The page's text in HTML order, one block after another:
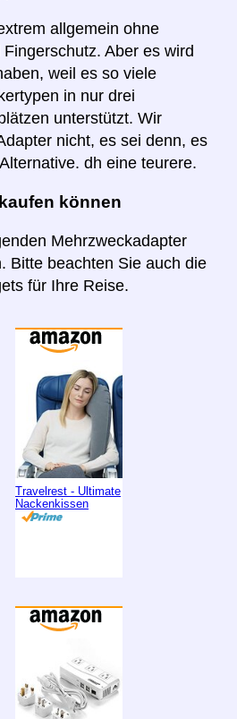
allgemein ohne
Aber es wird
weil es so viele
in nur drei
unterstützt. Wir
nicht, es sei denn, es
dh eine teurere.
können
Mehrzweckadapter
Bitte beachten Sie auch die
für Ihre Reise.
Travelrest - Ultimate
Nackenkissen